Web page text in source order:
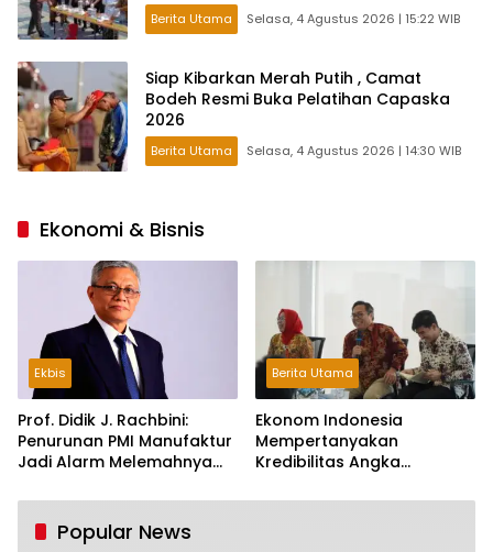
Berita Utama Selasa, 4 Agustus 2026 | 15:22 WIB
Siap Kibarkan Merah Putih , Camat
Bodeh Resmi Buka Pelatihan Capaska
2026
Berita Utama Selasa, 4 Agustus 2026 | 14:30 WIB
Ekonomi & Bisnis
Ekbis
Prof. Didik J. Rachbini:
Penurunan PMI Manufaktur
Jadi Alarm Melemahnya
Berita Utama
Ekonom Indonesia
Mempertanyakan
Kredibilitas Angka
Tumbuh Tapi Rapuh
Popular News